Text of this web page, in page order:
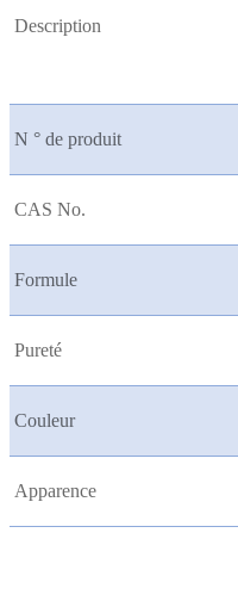
Description
N ° de produit
CAS No.
Formule
Pureté
Couleur
Apparence